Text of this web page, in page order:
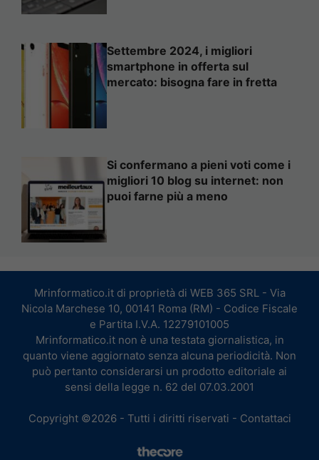
Settembre 2024, i migliori
smartphone in offerta sul
mercato: bisogna fare in fretta
Si confermano a pieni voti come i
migliori 10 blog su internet: non
puoi farne più a meno
Mrinformatico.it di proprietà di WEB 365 SRL - Via
Nicola Marchese 10, 00141 Roma (RM) - Codice Fiscale
e Partita I.V.A. 12279101005
Mrinformatico.it non è una testata giornalistica, in
quanto viene aggiornato senza alcuna periodicità. Non
può pertanto considerarsi un prodotto editoriale ai
sensi della legge n. 62 del 07.03.2001
Copyright ©2026 - Tutti i diritti riservati - Contattaci